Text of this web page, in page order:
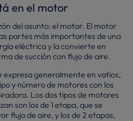
en el motor
del asunto: el motor. El motor
partes más importantes de una
eléctrica y la convierte en
de succión con flujo de aire.
expresa generalmente en vatios,
y número de motores con los
Los dos tipos de motores
son los de 1 etapa, que se
flujo de aire, y los de 2 etapas,